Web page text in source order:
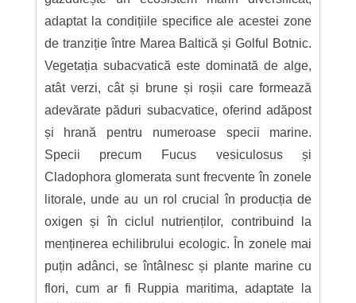
adaptat la condițiile specifice ale acestei zone
de tranziție între Marea Baltică și Golful Botnic.
Vegetația subacvatică este dominată de alge,
atât verzi, cât și brune și roșii care formează
adevărate păduri subacvatice, oferind adăpost
și hrană pentru numeroase specii marine.
Specii precum Fucus vesiculosus și
Cladophora glomerata sunt frecvente în zonele
litorale, unde au un rol crucial în producția de
oxigen și în ciclul nutrienților, contribuind la
menținerea echilibrului ecologic. În zonele mai
puțin adânci, se întâlnesc și plante marine cu
flori, cum ar fi Ruppia maritima, adaptate la